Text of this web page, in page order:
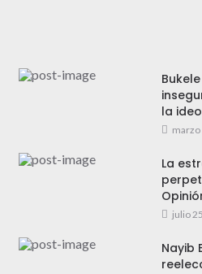
la
marzo
La
julio
Nayib